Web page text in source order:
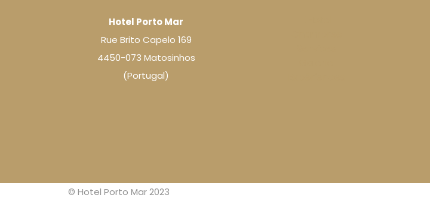
Hotel Porto Mar
Rue Brito Capelo 169
4450-073 Matosinhos
(Portugal)
© Hotel Porto Mar 2023